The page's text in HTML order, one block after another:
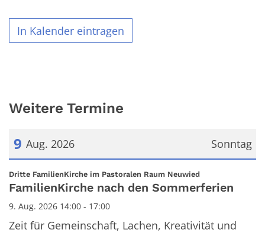
In Kalender eintragen
Weitere Termine
Sonntag
9 Aug. 2026
Datum: 9. August 2026
Dritte FamilienKirche im Pastoralen Raum Neuwied:
FamilienKirche nach den Sommerferien
9. Aug. 2026 14:00 - 17:00
Zeit für Gemeinschaft, Lachen, Kreativität und